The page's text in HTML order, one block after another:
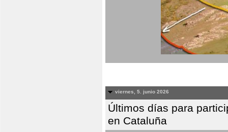
viernes, 5. junio 2026
Últimos días para
en Cataluña